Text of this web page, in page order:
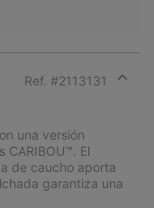
Ref. #2113131
una versión
CARIBOU™. El
de caucho aporta
garantiza una